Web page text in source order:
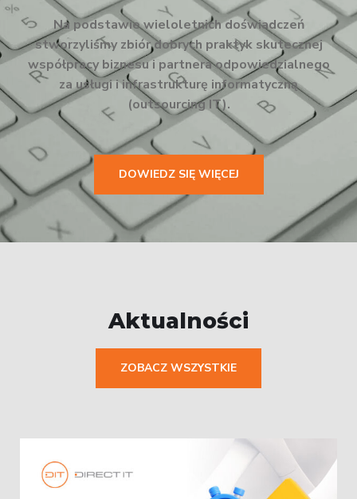
Na podstawie wieloletnich doświadczeń
stworzyliśmy zbiór dobrych praktyk skutecznej
współpracy biznesu i partnera odpowiedzialnego
za usługi i infrastrukturę informatyczną
(outsourcing IT).
DOWIEDZ SIĘ WIĘCEJ
Aktualności
ZOBACZ WSZYSTKIE